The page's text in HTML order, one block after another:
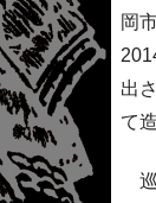
岡
出
て
巡